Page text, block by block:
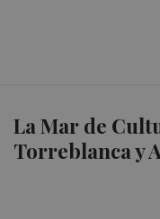
La Mar de
Torreblanca y